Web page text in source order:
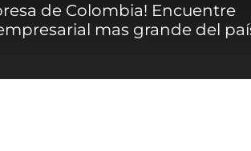
de Colombia! Encuentre
mas grande del